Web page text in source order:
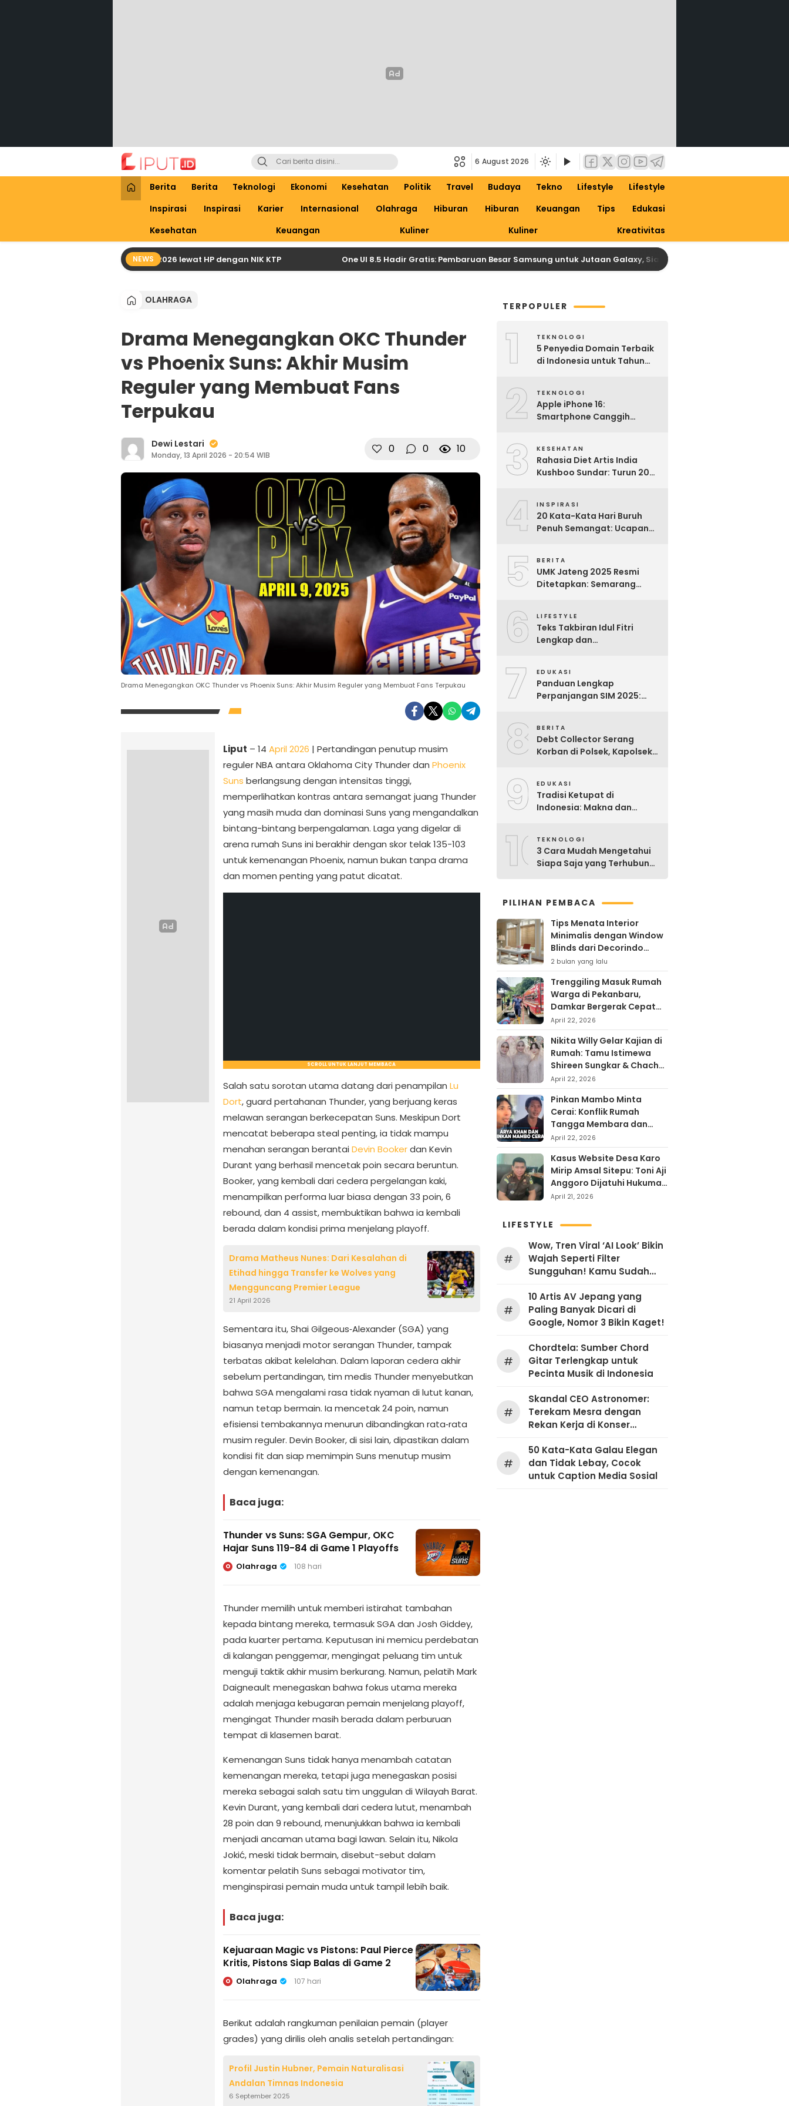
Liput
Liputan Digital
6 August 2026
Berita Berita Teknologi Ekonomi Kesehatan Politik Travel Budaya Tekno Lifestyle
Lifestyle
Inspirasi
Inspirasi Karier Internasional Olahraga Hiburan Hiburan Keuangan Tips
Edukasi
Kesehatan
Keuangan Kuliner Kuliner Kreativitas
NEWS
Praktis Cek Bansos PKH April 2026 lewat HP dengan NIK KTP One UI 8.5 Hadir Gratis: Pembaruan Besar Samsung untuk Jutaan Galaxy, Siapkan Dirimu untuk One UI 9
OLAHRAGA
Drama Menegangkan OKC Thunder
vs Phoenix Suns: Akhir Musim
Reguler yang Membuat Fans
Terpukau
Dewi Lestari
Monday, 13 April 2026 - 20:54 WIB 0 0 10
Drama Menegangkan OKC Thunder vs Phoenix Suns: Akhir Musim Reguler yang Membuat Fans Terpukau
Liput – 14 April 2026 | Pertandingan penutup musim
reguler NBA antara Oklahoma City Thunder dan Phoenix
Suns berlangsung dengan intensitas tinggi,
memperlihatkan kontras antara semangat juang Thunder
yang masih muda dan dominasi Suns yang mengandalkan
bintang-bintang berpengalaman. Laga yang digelar di
arena rumah Suns ini berakhir dengan skor telak 135-103
untuk kemenangan Phoenix, namun bukan tanpa drama
dan momen penting yang patut dicatat.
SCROLL UNTUK LANJUT MEMBACA
Salah satu sorotan utama datang dari penampilan Lu
Dort, guard pertahanan Thunder, yang berjuang keras
melawan serangan berkecepatan Suns. Meskipun Dort
mencatat beberapa steal penting, ia tidak mampu
menahan serangan berantai Devin Bookerdan Kevin
Durant yang berhasil mencetak poin secara beruntun.
Booker, yang kembali dari cedera pergelangan kaki,
menampilkan performa luar biasa dengan 33 poin, 6
rebound, dan 4 assist, membuktikan bahwa ia kembali
berada dalam kondisi prima menjelang playoff.
Drama Matheus Nunes: Dari Kesalahan di
Etihad hingga Transfer ke Wolves yang
Mengguncang Premier League
21 April 2026
Sementara itu, Shai Gilgeous‑Alexander (SGA) yang
biasanya menjadi motor serangan Thunder, tampak
terbatas akibat kelelahan. Dalam laporan cedera akhir
sebelum pertandingan, tim medis Thunder menyebutkan
bahwa SGA mengalami rasa tidak nyaman di lutut kanan,
namun tetap bermain. Ia mencetak 24 poin, namun
efisiensi tembakannya menurun dibandingkan rata‑rata
musim reguler. Devin Booker, di sisi lain, dipastikan dalam
kondisi fit dan siap memimpin Suns menutup musim
dengan kemenangan.
Baca juga:
Thunder vs Suns: SGA Gempur, OKC
Hajar Suns 119-84 di Game 1 Playoffs
O Olahraga 108 hari
Thunder memilih untuk memberi istirahat tambahan
kepada bintang mereka, termasuk SGA dan Josh Giddey,
pada kuarter pertama. Keputusan ini memicu perdebatan
di kalangan penggemar, mengingat peluang tim untuk
menguji taktik akhir musim berkurang. Namun, pelatih Mark
Daigneault menegaskan bahwa fokus utama mereka
adalah menjaga kebugaran pemain menjelang playoff,
mengingat Thunder masih berada dalam perburuan
tempat di klasemen barat.
Kemenangan Suns tidak hanya menambah catatan
kemenangan mereka, tetapi juga menegaskan posisi
mereka sebagai salah satu tim unggulan di Wilayah Barat.
Kevin Durant, yang kembali dari cedera lutut, menambah
28 poin dan 9 rebound, menunjukkan bahwa ia kembali
menjadi ancaman utama bagi lawan. Selain itu, Nikola
Jokić, meski tidak bermain, disebut-sebut dalam
komentar pelatih Suns sebagai motivator tim,
menginspirasi pemain muda untuk tampil lebih baik.
Baca juga:
Kejuaraan Magic vs Pistons: Paul Pierce
Kritis, Pistons Siap Balas di Game 2
O Olahraga 107 hari
Berikut adalah rangkuman penilaian pemain (player
grades) yang dirilis oleh analis setelah pertandingan:
Profil Justin Hubner, Pemain Naturalisasi
Andalan Timnas Indonesia
6 September 2025
TERPOPULER
1 TEKNOLOGI
5 Penyedia Domain Terbaik
di Indonesia untuk Tahun
2 TEKNOLOGI
Apple iPhone 16:
Smartphone Canggih
3 KESEHATAN
Rahasia Diet Artis India
Kushboo Sundar: Turun 20
4 INSPIRASI
20 Kata-Kata Hari Buruh
Penuh Semangat: Ucapan
5 BERITA
UMK Jateng 2025 Resmi
Ditetapkan: Semarang
6 LIFESTYLE
Teks Takbiran Idul Fitri
Lengkap dan
7 EDUKASI
Panduan Lengkap
Perpanjangan SIM 2025:
8 BERITA
Debt Collector Serang
Korban di Polsek, Kapolsek
9 EDUKASI
Tradisi Ketupat di
Indonesia: Makna dan
10TEKNOLOGI
3 Cara Mudah Mengetahui
Siapa Saja yang Terhubung
PILIHAN PEMBACA
Tips Menata Interior
Minimalis dengan Window
Blinds dari Decorindo
Perkasa
2 bulan yang lalu
Trenggiling Masuk Rumah
Warga di Pekanbaru,
Damkar Bergerak Cepat
Lakukan Evakuasi Aman
April 22, 2026
Nikita Willy Gelar Kajian di
Rumah: Tamu Istimewa
Shireen Sungkar & Chacha
Frederika, Rayakan Hari
Kartini dengan
Kehangatan
April 22, 2026
Pinkan Mambo Minta
Cerai: Konflik Rumah
Tangga Membara dan
Kontroversi Uang Endorse
Arya Khan
April 22, 2026
Kasus Website Desa Karo
Mirip Amsal Sitepu: Toni Aji
Anggoro Dijatuhi Hukuman
Penjara
April 21, 2026
LIFESTYLE
#
Wow, Tren Viral ‘AI Look’ Bikin
Wajah Seperti Filter
Sungguhan! Kamu Sudah
#
10 Artis AV Jepang yang
Paling Banyak Dicari di
Google, Nomor 3 Bikin Kaget!
#
Chordtela: Sumber Chord
Gitar Terlengkap untuk
Pecinta Musik di Indonesia
#
Skandal CEO Astronomer:
Terekam Mesra dengan
Rekan Kerja di Konser
#
50 Kata-Kata Galau Elegan
dan Tidak Lebay, Cocok
untuk Caption Media Sosial